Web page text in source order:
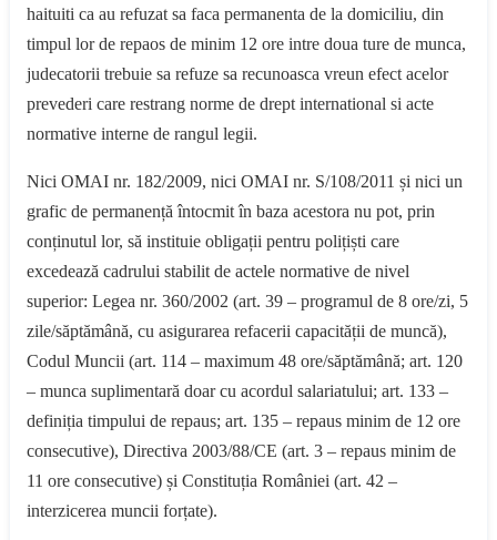
haituiti ca au refuzat sa faca permanenta de la domiciliu, din
timpul lor de repaos de minim 12 ore intre doua ture de munca,
judecatorii trebuie sa refuze sa recunoasca vreun efect acelor
prevederi care restrang norme de drept international si acte
normative interne de rangul legii.
Nici OMAI nr. 182/2009, nici OMAI nr. S/108/2011 și nici un
grafic de permanență întocmit în baza acestora nu pot, prin
conținutul lor, să instituie obligații pentru polițiști care
excedează cadrului stabilit de actele normative de nivel
superior: Legea nr. 360/2002 (art. 39 – programul de 8 ore/zi, 5
zile/săptămână, cu asigurarea refacerii capacității de muncă),
Codul Muncii (art. 114 – maximum 48 ore/săptămână; art. 120
– munca suplimentară doar cu acordul salariatului; art. 133 –
definiția timpului de repaus; art. 135 – repaus minim de 12 ore
consecutive), Directiva 2003/88/CE (art. 3 – repaus minim de
11 ore consecutive) și Constituția României (art. 42 –
interzicerea muncii forțate).